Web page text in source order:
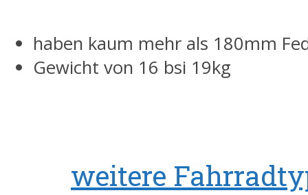
haben kaum mehr als 180mm
Gewicht von 16 bsi 19kg
weitere